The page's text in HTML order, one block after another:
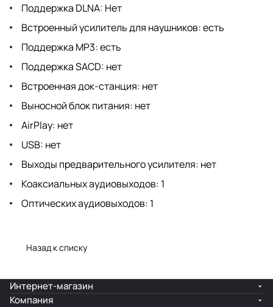
Поддержка DLNA: Нет
Встроенный усилитель для наушников: есть
Поддержка MP3: есть
Поддержка SACD: нет
Встроенная док-станция: нет
Выносной блок питания: нет
AirPlay: нет
USB: нет
Выходы предварительного усилителя: нет
Коаксиальных аудиовыходов: 1
Оптических аудиовыходов: 1
Назад к списку
Интернет-магазин
Компания